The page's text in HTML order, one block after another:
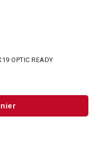
OPTIC READY